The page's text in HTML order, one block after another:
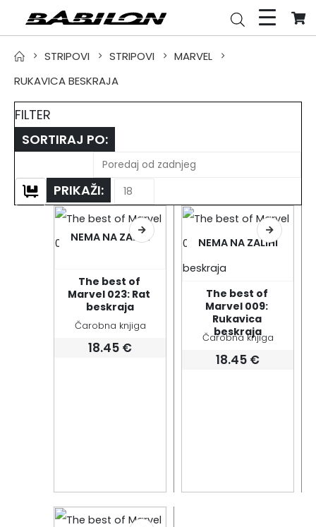
STRIPOVI STRIPOVI
MARVEL
RUKAVICA BESKRAJA
FILTER
SORTIRAJ PO:
PRIKAŽI:
NEMA NA ZALIHI
The best of
Marvel 023: Rat
beskraja
Čarobna knjiga
18.45 €
NEMA NA ZALIHI
The best of
Marvel 009:
Rukavica
beskraja
Čarobna knjiga
18.45 €